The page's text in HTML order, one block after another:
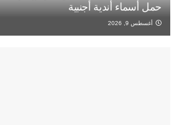
حمل أسماء أندية أجنبية
أغسطس 9, 2026